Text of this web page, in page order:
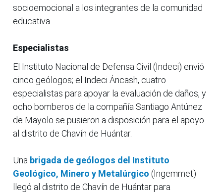
socioemocional a los integrantes de la comunidad
educativa.
Especialistas
El Instituto Nacional de Defensa Civil (Indeci) envió
cinco geólogos; el Indeci Áncash, cuatro
especialistas para apoyar la evaluación de daños, y
ocho bomberos de la compañía Santiago Antúnez
de Mayolo se pusieron a disposición para el apoyo
al distrito de Chavín de Huántar.
Una brigada de geólogos del Instituto
Geológico, Minero y Metalúrgico (Ingemmet)
llegó al distrito de Chavín de Huántar para